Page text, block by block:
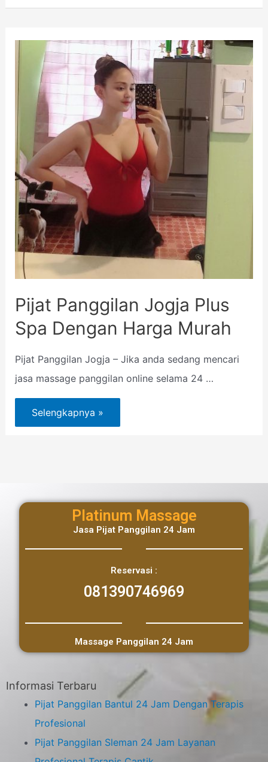
Pijat Panggilan Jogja Plus
Spa Dengan Harga Murah
Pijat Panggilan Jogja – Jika anda sedang mencari
jasa massage panggilan online selama 24 …
Selengkapnya »
Platinum Massage
Jasa Pijat Panggilan 24 Jam
Reservasi :
081390746969
Massage Panggilan 24 Jam
Informasi Terbaru
Pijat Panggilan Bantul 24 Jam Dengan Terapis
Profesional
Pijat Panggilan Sleman 24 Jam Layanan